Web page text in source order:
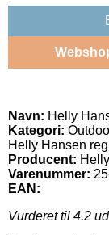
Navn: Helly
Kategori:
Helly Hansen
Producent:
Varenummer:
EAN:
Vurderet til 4.2